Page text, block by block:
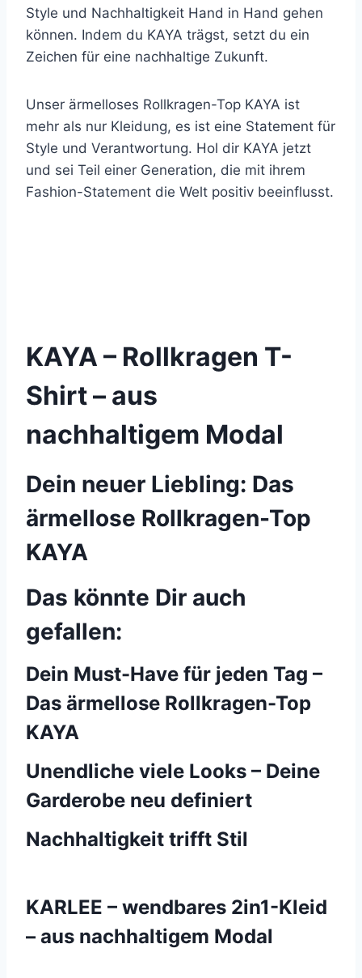
Style und Nachhaltigkeit Hand in Hand gehen
können. Indem du KAYA trägst, setzt du ein
Zeichen für eine nachhaltige Zukunft.
Unser ärmelloses Rollkragen-Top KAYA ist
mehr als nur Kleidung, es ist eine Statement für
Style und Verantwortung. Hol dir KAYA jetzt
und sei Teil einer Generation, die mit ihrem
Fashion-Statement die Welt positiv beeinflusst.
KAYA – Rollkragen T-
Shirt – aus
nachhaltigem Modal
Dein neuer Liebling: Das
ärmellose Rollkragen-Top
KAYA
Das könnte Dir auch
gefallen:
Dein Must-Have für jeden Tag –
Das ärmellose Rollkragen-Top
KAYA
Unendliche viele Looks – Deine
Garderobe neu definiert
Nachhaltigkeit trifft Stil
KARLEE – wendbares 2in1-Kleid
– aus nachhaltigem Modal